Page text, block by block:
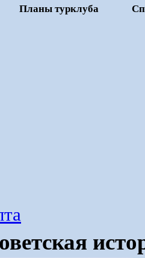
Планы турклуба